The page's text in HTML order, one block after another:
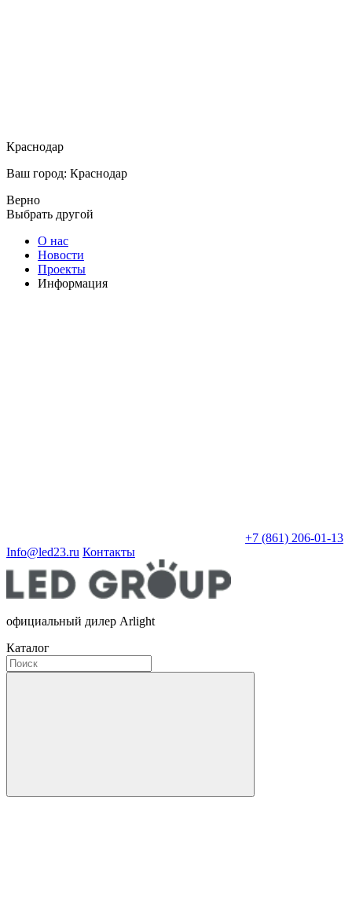
Краснодар
Ваш город: Краснодар
Верно
Выбрать другой
О нас
Новости
Проекты
Информация
+7 (861) 206-01-13
Info@led23.ru Контакты
официальный дилер Arlight
Каталог